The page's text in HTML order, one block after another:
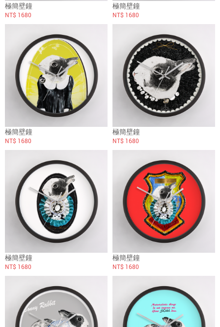
極簡壁鐘
NT$ 1680
極簡壁鐘
NT$ 1680
極簡壁鐘
NT$ 1680
極簡壁鐘
NT$ 1680
極簡壁鐘
NT$ 1680
極簡壁鐘
NT$ 1680